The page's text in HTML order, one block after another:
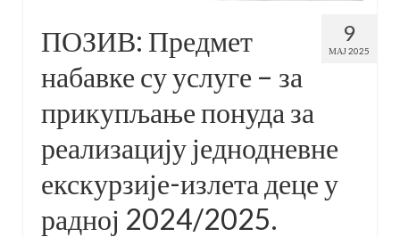
9
МАЈ 2025
ПОЗИВ: Предмет
набавке су услуге – за
прикупљање понуда за
реализацију једнодневне
екскурзије-излета деце у
радној 2024/2025.